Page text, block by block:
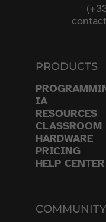
PRODUCTS
IA
RESOURCES
CLASSROOM
HARDWARE
PRICING
HELP CENTER
COMMUNITY